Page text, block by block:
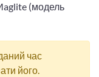
(модель
час
його.